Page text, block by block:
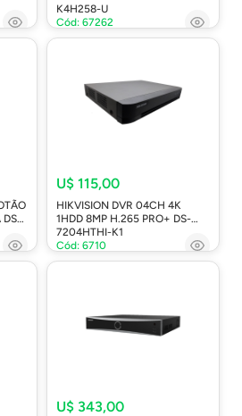
K4H258-U
Cód: 67262
DS-
U$ 115,00
HIKVISION DVR 04CH 4K
1HDD 8MP H.265 PRO+ DS-
7204HTHI-K1
Cód: 6710
U$ 343,00